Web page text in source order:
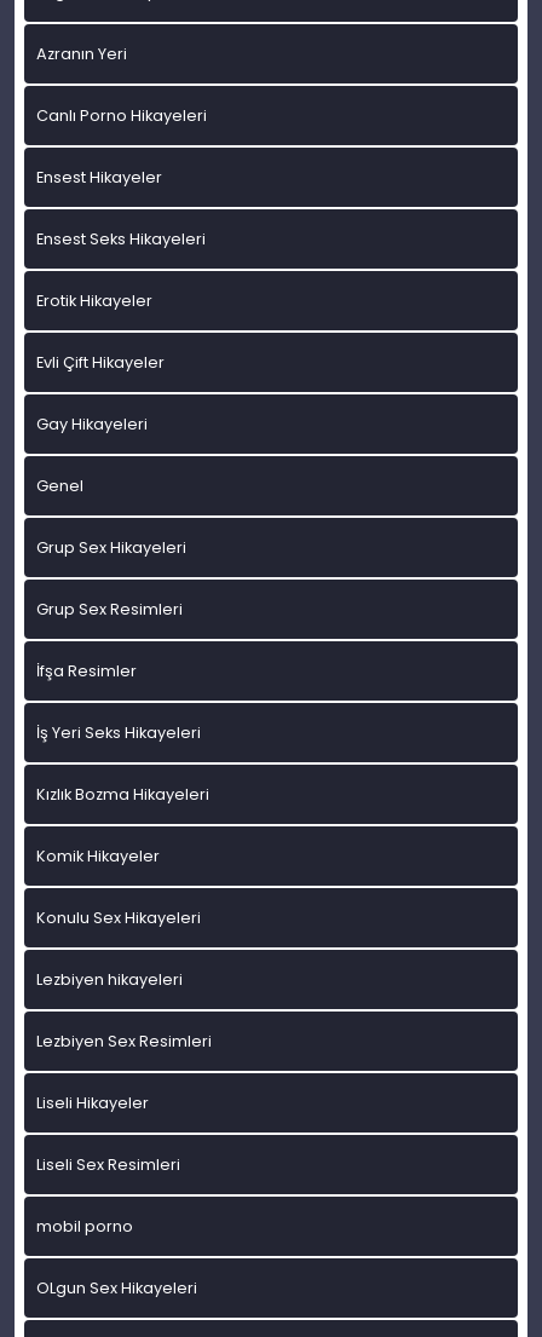
Azranın Yeri
Canlı Porno Hikayeleri
Ensest Hikayeler
Ensest Seks Hikayeleri
Erotik Hikayeler
Evli Çift Hikayeler
Gay Hikayeleri
Genel
Grup Sex Hikayeleri
Grup Sex Resimleri
İfşa Resimler
İş Yeri Seks Hikayeleri
Kızlık Bozma Hikayeleri
Komik Hikayeler
Konulu Sex Hikayeleri
Lezbiyen hikayeleri
Lezbiyen Sex Resimleri
Liseli Hikayeler
Liseli Sex Resimleri
mobil porno
OLgun Sex Hikayeleri